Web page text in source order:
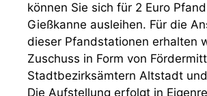
können Sie sich für 2 Euro
Gießkanne ausleihen. Für die
dieser Pfandstationen erhalten
Zuschuss in Form von
Stadtbezirksämtern Altstadt
Die Aufstellung erfolgt in